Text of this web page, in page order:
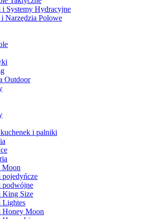
i Systemy Hydracyjne
i Narzędzia Polowe
Outdoor
i palniki
Moon
pojedyńcze
podwójne
King Size
Lightes
Honey Moon